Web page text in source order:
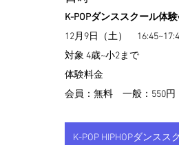
K-POPダンススクール体
12月9日（土）　
対象 4歳~小2まで
体験料金
会員：無料　一般：550円
K-POP HIPHOPダンスス